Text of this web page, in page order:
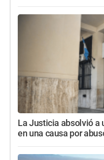
La Justicia absolvió a
en una causa por